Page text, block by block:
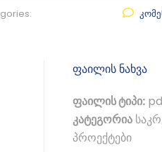
ფაილის ნახვა
ფაილის ტიპი:
კატეგორია
პროექტები